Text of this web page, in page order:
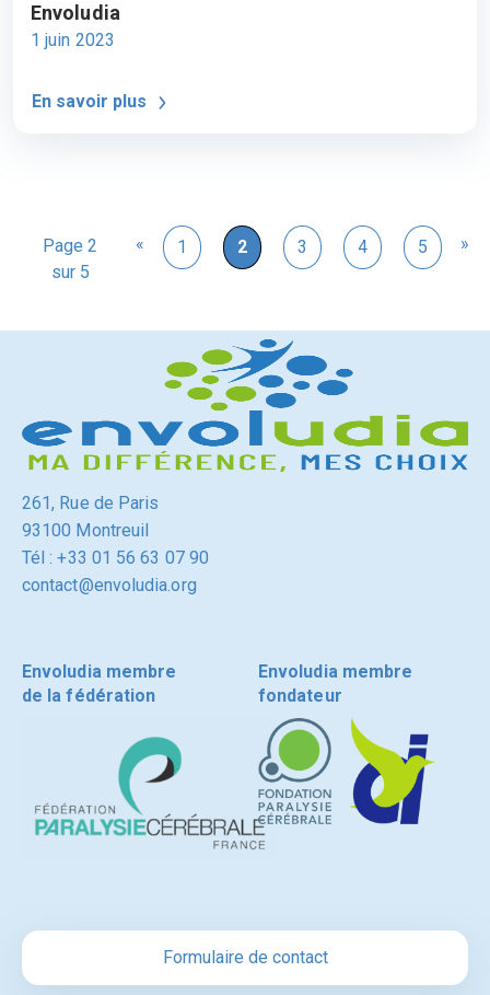
Envoludia
1 juin 2023
En savoir plus
Page 2
sur 5
« 1 2 3 4 5 »
261, Rue de Paris
93100 Montreuil
Tél : +33 01 56 63 07 90
contact@envoludia.org
Envoludia membre
de la fédération
Envoludia membre
fondateur
Formulaire de contact